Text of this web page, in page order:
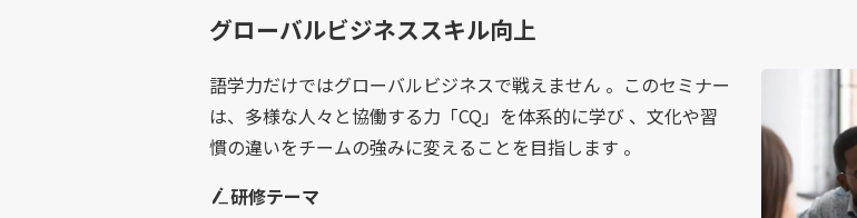
グローバルビジネススキル向上
語学力だけではグローバルビジネスで戦えません 。このセミナー
は、多様な人々と協働する力「CQ」を体系的に学び 、文化や習
慣の違いをチームの強みに変えることを目指します 。
研修テーマ